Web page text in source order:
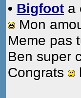
• Bigfoot a
Mon
Meme pas
Ben super
Congrats